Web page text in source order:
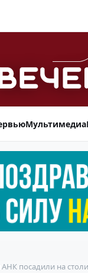
Мультимедиа
АНК посадили на